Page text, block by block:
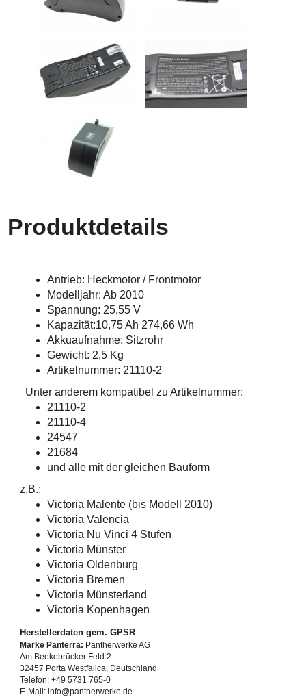
Produktdetails
Antrieb: Heckmotor / Frontmotor
Modelljahr: Ab 2010
Spannung: 25,55 V
Kapazität:10,75 Ah 274,66 Wh
Akkuaufnahme: Sitzrohr
Gewicht: 2,5 Kg
Artikelnummer: 21110-2
Unter anderem kompatibel zu Artikelnummer:
21110-2
21110-4
24547
21684
und alle mit der gleichen Bauform
z.B.:
Victoria Malente (bis Modell 2010)
Victoria Valencia
Victoria Nu Vinci 4 Stufen
Victoria Münster
Victoria Oldenburg
Victoria Bremen
Victoria Münsterland
Victoria Kopenhagen
Herstellerdaten gem. GPSR
Marke Panterra: Pantherwerke AG
Am Beekebrücker Feld 2
32457 Porta Westfalica, Deutschland
Telefon: +49 5731 765-0
E-Mail: info@pantherwerke.de